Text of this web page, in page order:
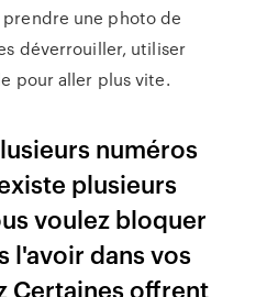
une photo de
déverrouiller, utiliser
pour aller plus vite.
numéros
plusieurs
voulez bloquer
l'avoir dans vos
Certaines offrent